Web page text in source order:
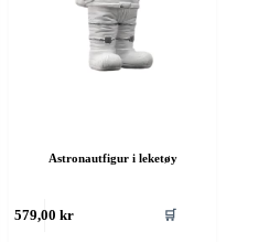
Astronautfigur i leketøy
579,00kr 🛒